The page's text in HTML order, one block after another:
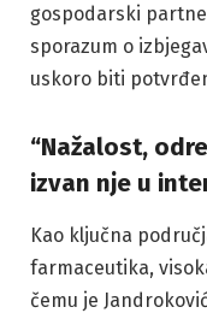
gospodarski
sporazum o
uskoro biti
“Nažalost,
izvan nje u
Kao ključna
farmaceutika,
čemu je